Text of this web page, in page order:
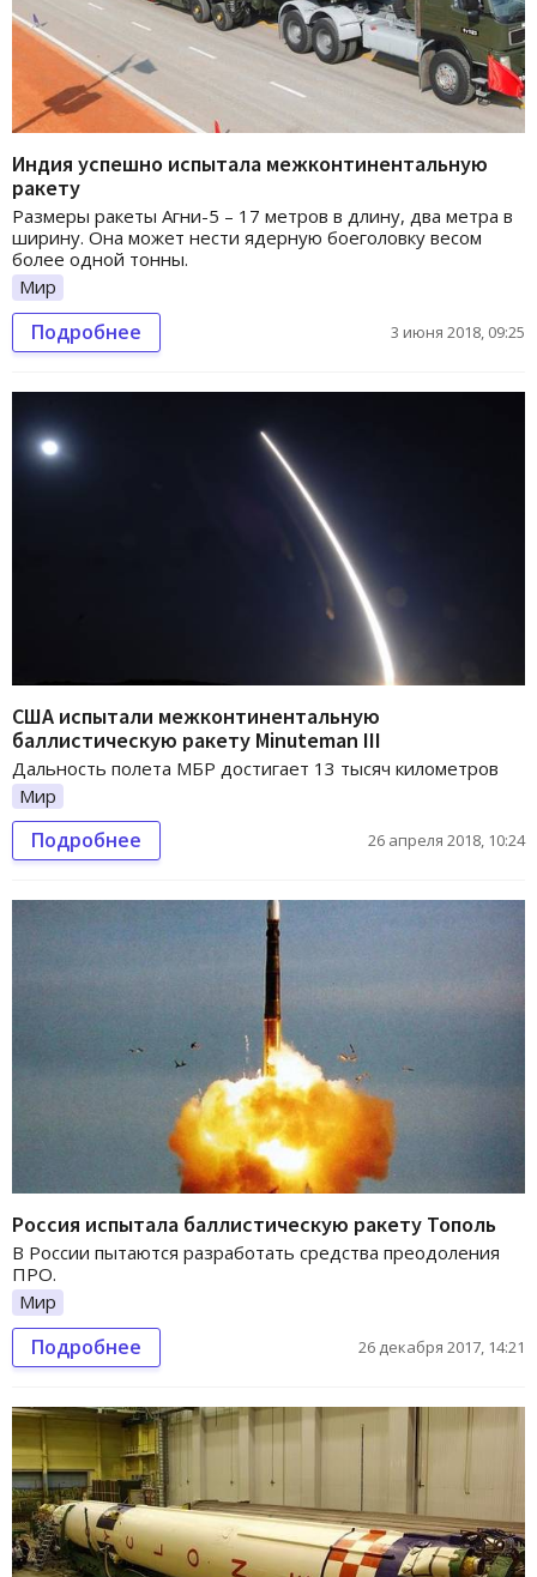
Индия успешно испытала межконтинентальную
ракету
Размеры ракеты Агни-5 – 17 метров в длину, два метра в
ширину. Она может нести ядерную боеголовку весом
более одной тонны.
Мир
Подробнее 3 июня 2018, 09:25
США испытали межконтинентальную
баллистическую ракету Minuteman III
Дальность полета МБР достигает 13 тысяч километров
Мир
Подробнее 26 апреля 2018, 10:24
Россия испытала баллистическую ракету Тополь
В России пытаются разработать средства преодоления
ПРО.
Мир
Подробнее 26 декабря 2017, 14:21